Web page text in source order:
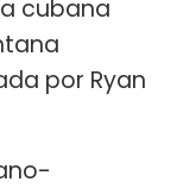
cubana
por Ryan